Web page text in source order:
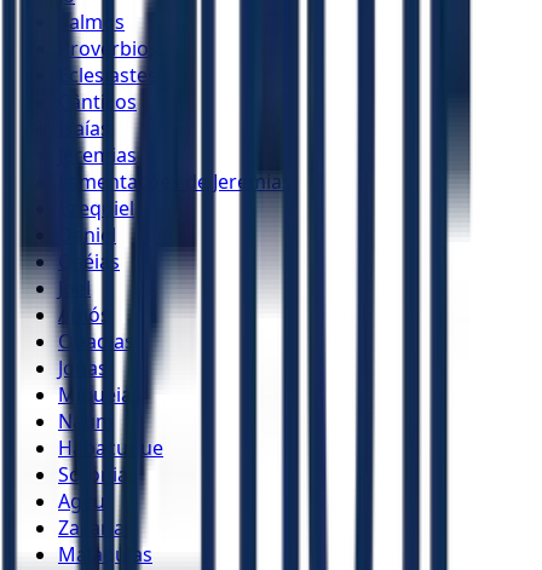
Salmos
Provérbios
Eclesiastes
Cânticos
Isaías
Jeremias
Lamentações de Jeremias
Ezequiel
Daniel
Oséias
Joel
Amós
Obadias
Jonas
Miquéias
Naum
Habacuque
Sofonias
Ageu
Zacarias
Malaquias